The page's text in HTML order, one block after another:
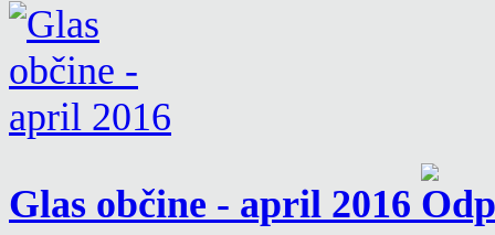
Glas občine - april 2016